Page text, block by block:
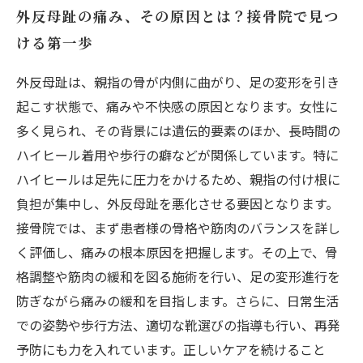
外反母趾の痛みから解放されるために今できる
こと
遺伝・歩き方・靴選び…外反母趾の原因を総ま
とめ
外反母趾の痛み緩和に効果的な鍼灸接骨院の施
術とは？
外反母趾の痛み、その原因とは？接骨院で見つ
ける第一歩
外反母趾は、親指の骨が内側に曲がり、足の変形を引き
起こす状態で、痛みや不快感の原因となります。女性に
多く見られ、その背景には遺伝的要素のほか、長時間の
ハイヒール着用や歩行の癖などが関係しています。特に
ハイヒールは足先に圧力をかけるため、親指の付け根に
負担が集中し、外反母趾を悪化させる要因となります。
接骨院では、まず患者様の骨格や筋肉のバランスを詳し
く評価し、痛みの根本原因を把握します。その上で、骨
格調整や筋肉の緩和を図る施術を行い、足の変形進行を
防ぎながら痛みの緩和を目指します。さらに、日常生活
での姿勢や歩行方法、適切な靴選びの指導も行い、再発
予防にも力を入れています。正しいケアを続けること